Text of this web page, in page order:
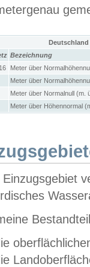
Bezeichnung
Meter über
Meter über
Meter über Normalnull (m.
Meter über Höhennormal
Einzugsgebiet